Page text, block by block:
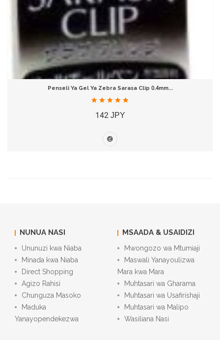
Penseli Ya Gel Ya Zebra Sarasa Clip 0.4mm...
142 JPY
NUNUA NASI
Ununuzi kwa Niaba
Minada kwa Niaba
Direct Shopping
Agizo Rahisi
Chunguza Masoko
Maduka
Yanayopendekezwa
MSAADA & USAIDIZI
Mwongozo wa Mtumiaji
Maswali Yanayoulizwa
Mara kwa Mara
Muhtasari wa Gharama
Muhtasari wa Usafirishaji
Muhtasari wa Malipo
Wasiliana Nasi